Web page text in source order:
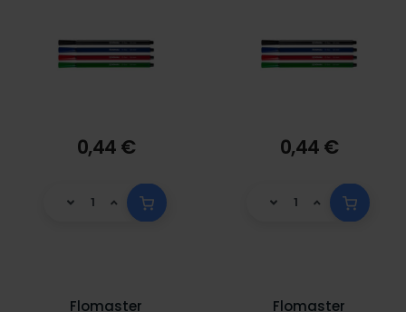
0,44 € 0,44 €
Flomaster
Flomaster